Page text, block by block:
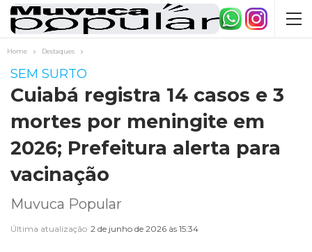
Home Destaques
SEM SURTO
Cuiabá registra 14 casos e 3
mortes por meningite em
2026; Prefeitura alerta para
vacinação
Muvuca Popular
Última atualização 2 de junho de 2026 às 15:34